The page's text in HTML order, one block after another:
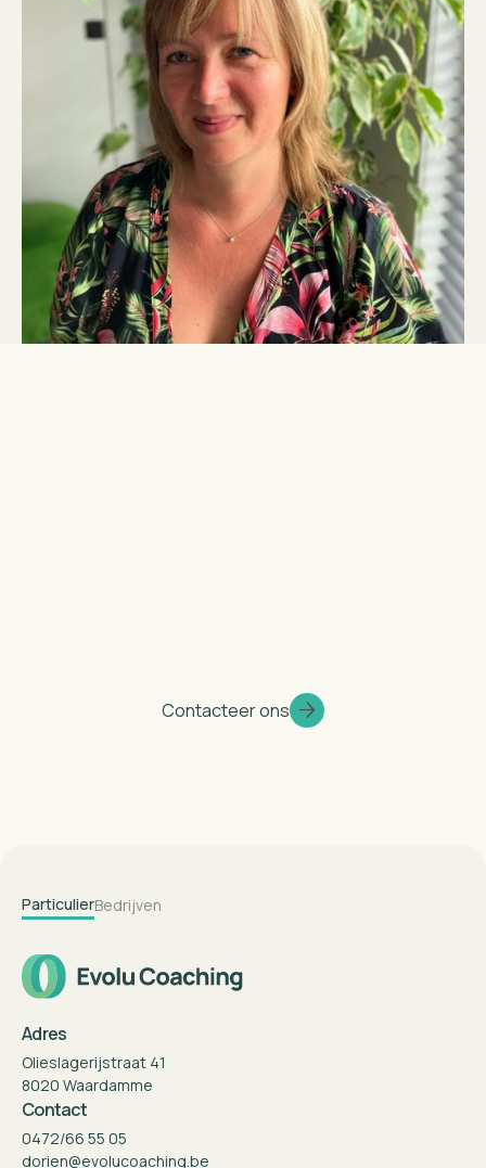
Contacteer ons
ParticulierBedrijven
Adres
Olieslagerijstraat 41
8020 Waardamme
Contact
0472/66 55 05
dorien@evolucoaching.be